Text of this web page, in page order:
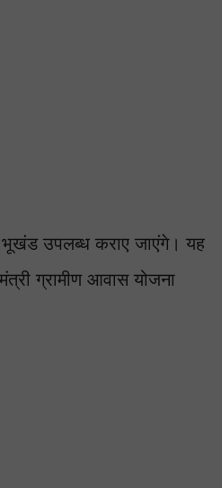
भूखंड उपलब्ध कराए जाएंगे। यह
ग्रामीण आवास योजना